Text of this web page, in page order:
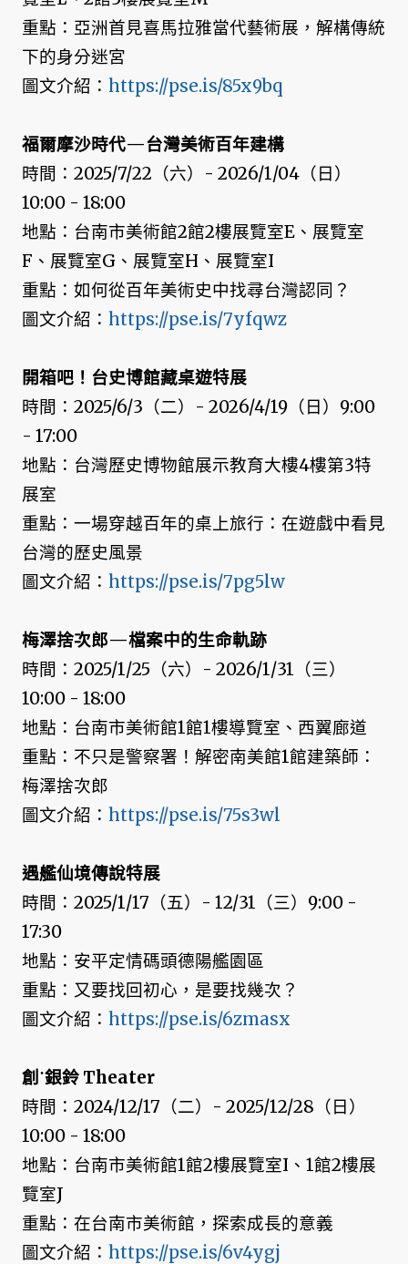
重點：亞洲首見喜馬拉雅當代藝術展，解構傳統
下的身分迷宮
圖文介紹： https://pse.is/85x9bq
福爾摩沙時代—台灣美術百年建構
時間：2025/7/22（六）- 2026/1/04（日）
10:00 - 18:00
地點：台南市美術館2館2樓展覽室E、展覽室
F、展覽室G、展覽室H、展覽室I
重點：如何從百年美術史中找尋台灣認同？
圖文介紹： https://pse.is/7yfqwz
開箱吧！台史博館藏桌遊特展
時間：2025/6/3（二）- 2026/4/19（日）9:00
- 17:00
地點：台灣歷史博物館展示教育大樓4樓第3特
展室
重點：一場穿越百年的桌上旅行：在遊戲中看見
台灣的歷史風景
圖文介紹： https://pse.is/7pg5lw
梅澤捨次郎—檔案中的生命軌跡
時間：2025/1/25（六）- 2026/1/31（三）
10:00 - 18:00
地點：台南市美術館1館1樓導覽室、西翼廊道
重點：不只是警察署！解密南美館1館建築師：
梅澤捨次郎
圖文介紹： https://pse.is/75s3wl
遇艦仙境傳說特展
時間：2025/1/17（五）- 12/31（三）9:00 -
17:30
地點：安平定情碼頭德陽艦園區
重點：又要找回初心，是要找幾次？
圖文介紹： https://pse.is/6zmasx
創˙銀鈴 Theater
時間：2024/12/17（二）- 2025/12/28（日）
10:00 - 18:00
地點：台南市美術館1館2樓展覽室I、1館2樓展
覽室J
重點：在台南市美術館，探索成長的意義
圖文介紹： https://pse.is/6v4ygj